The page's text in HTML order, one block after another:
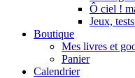
Ô ciel !
Jeux,
Boutique
Mes livres et
Panier
Calendrier